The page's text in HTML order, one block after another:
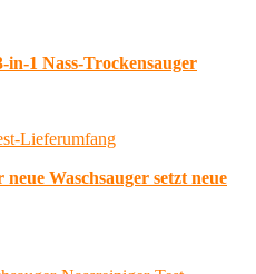
in-1 Nass-Trockensauger
Waschsauger setzt neue